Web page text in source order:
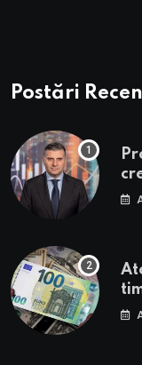
Postări
în